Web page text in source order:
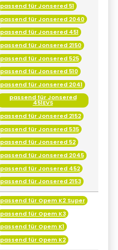
passend für Jonsered 51
passend für Jonsered 2040
passend für Jonsered 451
passend für Jonsered 2150
passend für Jonsered 525
passend für Jonsered 510
passend für Jonsered 2041
passend für Jonsered
451EVS
passend für Jonsered 2152
passend für Jonsered 535
passend für Jonsered 52
passend für Jonsered 2045
passend für Jonsered 452
passend für Jonsered 2153
passend für Opem K2 Super
passend für Opem K3
passend für Opem K1
passend für Opem K2